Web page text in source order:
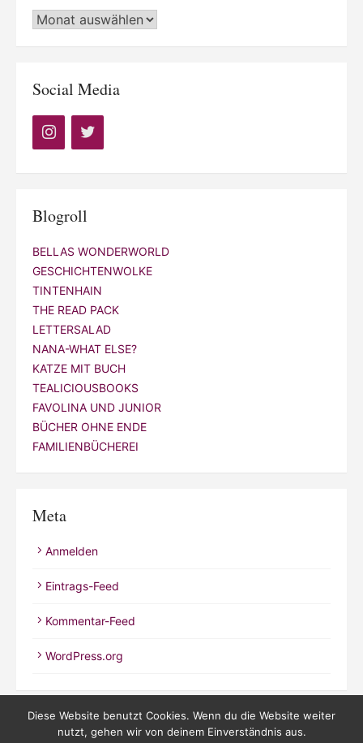
Archiv
Social Media
Blogroll
BELLAS WONDERWORLD
GESCHICHTENWOLKE
TINTENHAIN
THE READ PACK
LETTERSALAD
NANA-WHAT ELSE?
KATZE MIT BUCH
TEALICIOUSBOOKS
FAVOLINA UND JUNIOR
BÜCHER OHNE ENDE
FAMILIENBÜCHEREI
Meta
Anmelden
Eintrags-Feed
Kommentar-Feed
WordPress.org
Diese Website benutzt Cookies. Wenn du die Website weiter
nutzt, gehen wir von deinem Einverständnis aus.